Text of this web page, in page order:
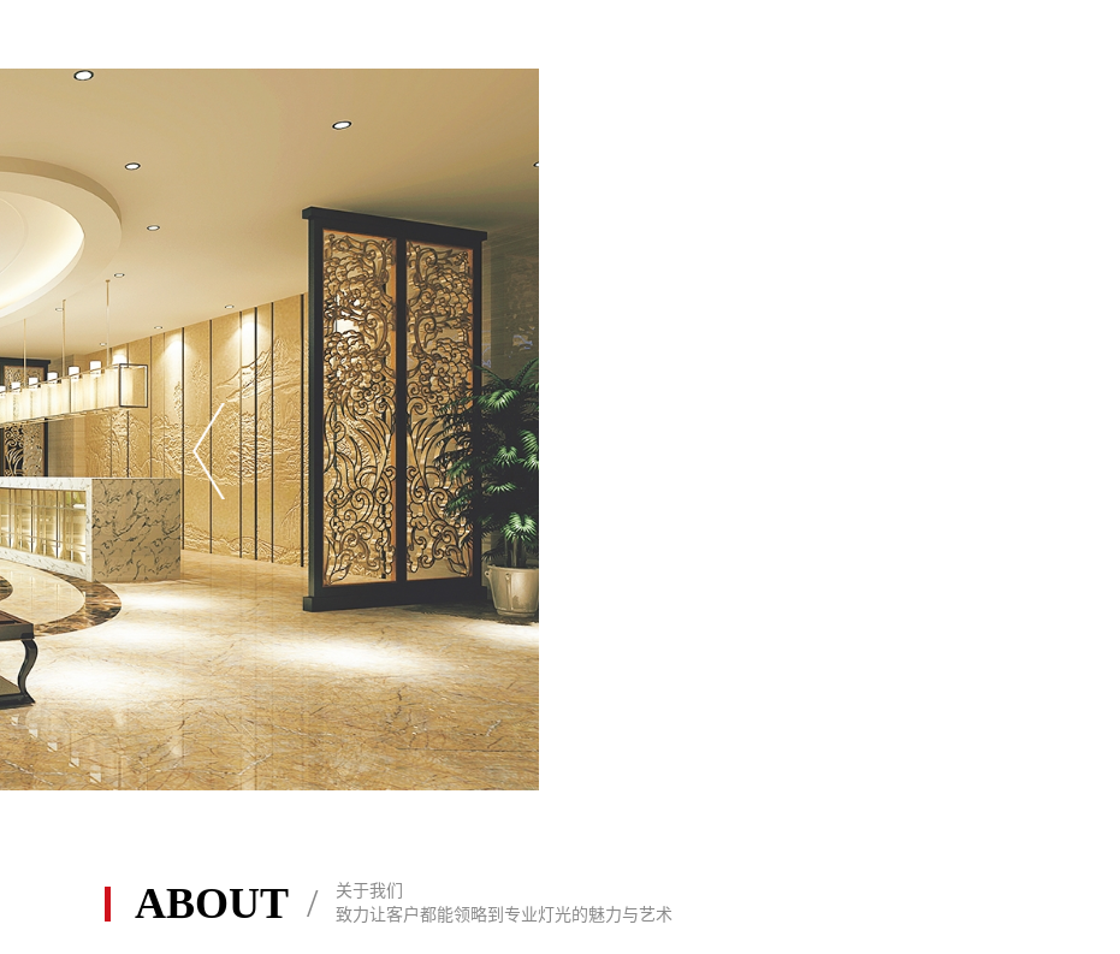
酒店客厅照明灯具
ABOUT /
关于我们
致力让客户都能领略到专业灯光的魅力与艺术